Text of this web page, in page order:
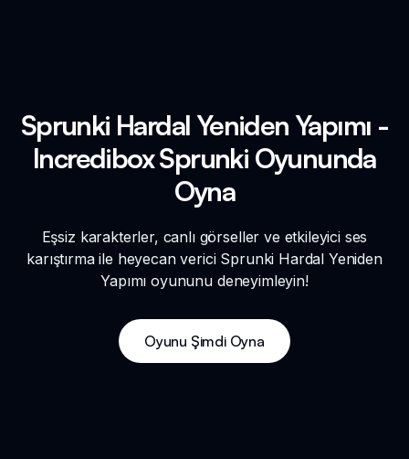
Sprunki Hardal Yeniden Yapımı -
Incredibox Sprunki Oyununda
Oyna
Eşsiz karakterler, canlı görseller ve etkileyici ses
karıştırma ile heyecan verici Sprunki Hardal Yeniden
Yapımı oyununu deneyimleyin!
Oyunu Şimdi Oyna